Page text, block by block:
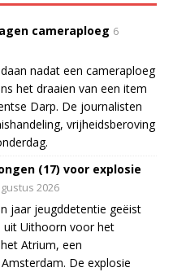
cameraploeg 6
nadat een cameraploeg
het draaien van een item
Darp. De journalisten
vrijheidsberoving
(17) voor explosie
2026
jaar jeugddetentie geëist
uit Uithoorn voor het
Atrium, een
De explosie